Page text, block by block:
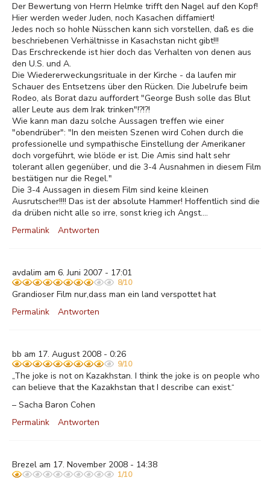
Der Bewertung von Herrn Helmke trifft den Nagel auf den Kopf!
Hier werden weder Juden, noch Kasachen diffamiert!
Jedes noch so hohle Nüsschen kann sich vorstellen, daß es die
beschriebenen Verhältnisse in Kasachstan nicht gibt!!!
Das Erschreckende ist hier doch das Verhalten von denen aus
den U.S. und A.
Die Wiedererweckungsrituale in der Kirche - da laufen mir
Schauer des Entsetzens über den Rücken. Die Jubelrufe beim
Rodeo, als Borat dazu auffordert "George Bush solle das Blut
aller Leute aus dem Irak trinken"!?!?!
Wie kann man dazu solche Aussagen treffen wie einer
"obendrüber": "In den meisten Szenen wird Cohen durch die
professionelle und sympathische Einstellung der Amerikaner
doch vorgeführt, wie blöde er ist. Die Amis sind halt sehr
tolerant allen gegenüber, und die 3-4 Ausnahmen in diesem Film
bestätigen nur die Regel."
Die 3-4 Aussagen in diesem Film sind keine kleinen
Ausrutscher!!!! Das ist der absolute Hammer! Hoffentlich sind die
da drüben nicht alle so irre, sonst krieg ich Angst....
Permalink
Antworten
avdalim am 6. Juni 2007 - 17:01
8/10
Grandioser Film nur,dass man ein land verspottet hat
Permalink
Antworten
bb am 17. August 2008 - 0:26
9/10
„The joke is not on Kazakhstan. I think the joke is on people who
can believe that the Kazakhstan that I describe can exist.“
– Sacha Baron Cohen
Permalink
Antworten
Brezel am 17. November 2008 - 14:38
1/10